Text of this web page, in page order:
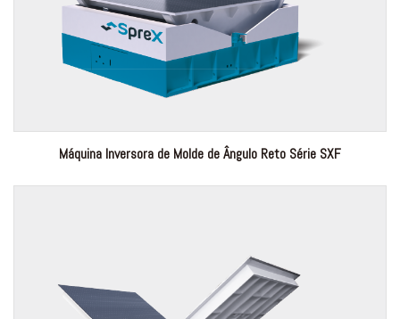
Máquina Inversora de Molde de Ângulo Reto Série SXF